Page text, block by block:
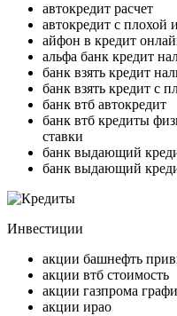
автокредит расчет
автокредит с плохой
айфон в кредит
альфа банк кредит
банк взять кредит
банк взять кредит с
банк втб автокредит
банк втб кредиты
ставки
банк выдающий
банк выдающий
Инвестиции
акции башнефть
акции втб стоимость
акции газпрома
акции ирао